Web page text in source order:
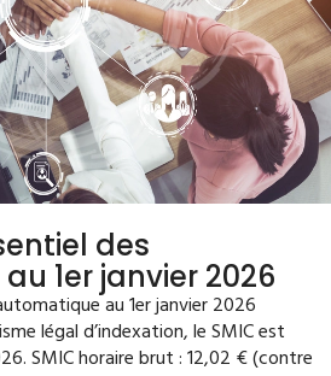
des
1er janvier 2026
au 1er janvier 2026
légal d’indexation, le SMIC est
SMIC horaire brut : 12,02 € (contre